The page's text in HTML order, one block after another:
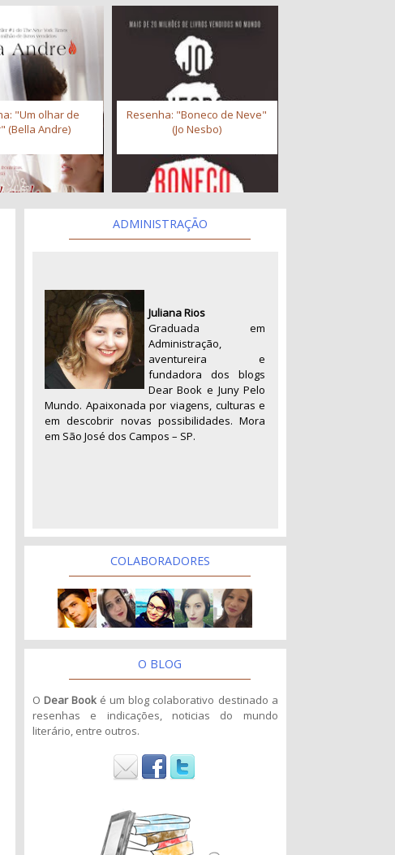
"Um olhar de
(Bella Andre)
Resenha: "Boneco de Neve"
(Jo Nesbo)
ADMINISTRAÇÃO
Juliana Rios
Graduada em
Administração,
aventureira e
fundadora dos blogs
Dear Book e Juny Pelo
Mundo. Apaixonada por viagens, culturas e
em descobrir novas possibilidades. Mora
em São José dos Campos – SP.
COLABORADORES
O BLOG
O Dear Book é um blog colaborativo destinado a
resenhas e indicações, noticias do mundo
literário, entre outros.